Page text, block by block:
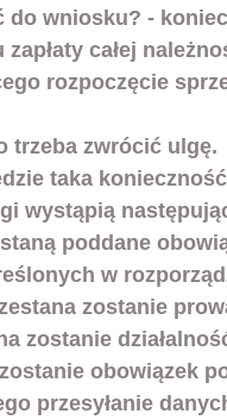
zapłaty całej
rozpoczęcie
trzeba zwrócić ulgę.
taka
wystąpią
poddane
w
zostanie
zostanie
obowiązek
przesyłanie